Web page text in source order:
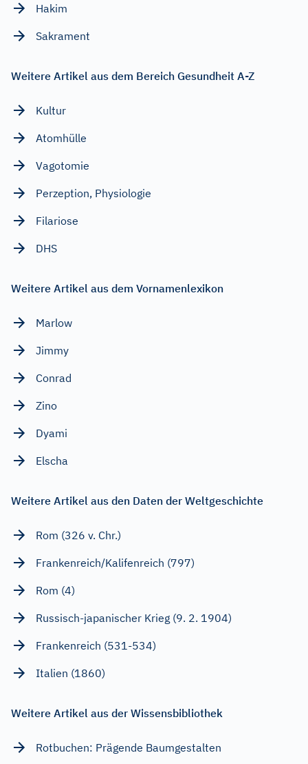
Hakim
Sakrament
Weitere Artikel aus dem Bereich Gesundheit A-Z
Kultur
Atomhülle
Vagotomie
Perzeption, Physiologie
Filariose
DHS
Weitere Artikel aus dem Vornamenlexikon
Marlow
Jimmy
Conrad
Zino
Dyami
Elscha
Weitere Artikel aus den Daten der Weltgeschichte
Rom (326 v. Chr.)
Frankenreich/Kalifenreich (797)
Rom (4)
Russisch-japanischer Krieg (9. 2. 1904)
Frankenreich (531-534)
Italien (1860)
Weitere Artikel aus der Wissensbibliothek
Rotbuchen: Prägende Baumgestalten